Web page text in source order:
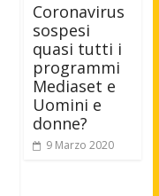
Coronavirus
sospesi
quasi tutti i
programmi
Mediaset e
Uomini e
donne?
9 Marzo 2020